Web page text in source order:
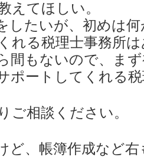
えてほしい。
したいが、初めは
れる税理士事務所
間もないので、ま
ポートしてくれる
ご相談ください。
ど、帳簿作成など